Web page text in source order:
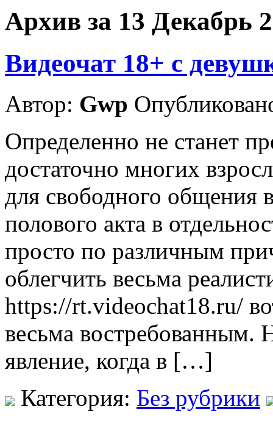
Архив за 13 Декабрь
Видеочат 18+ с
Автор: Gwp
Определенно не станет
достаточно многих
для свободного общения
полового акта в
просто по различным
облегчить весьма
https://rt.videochat18.ru/
весьма востребованным.
явление, когда в […]
Категория: Без рубрики